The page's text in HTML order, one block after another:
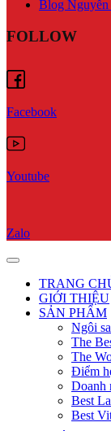
Blog
FOLLOW
Facebook
Youtube
Zalo
TRANG
GIỚI THIỆU
SẢN PHẨM
Ngôi
The
The
Điểm
Doanh
Best
Best